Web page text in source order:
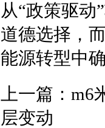
从“政策驱动
道德选择，
能源转型中
上一篇： m6
层变动